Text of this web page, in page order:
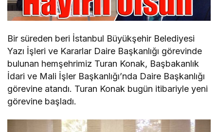
Bir süreden beri İstanbul Büyükşehir Belediyesi
Yazı İşleri ve Kararlar Daire Başkanlığı görevinde
bulunan hemşehrimiz Turan Konak, Başbakanlık
İdari ve Mali İşler Başkanlığı’nda Daire Başkanlığı
görevine atandı. Turan Konak bugün itibariyle yeni
görevine başladı.